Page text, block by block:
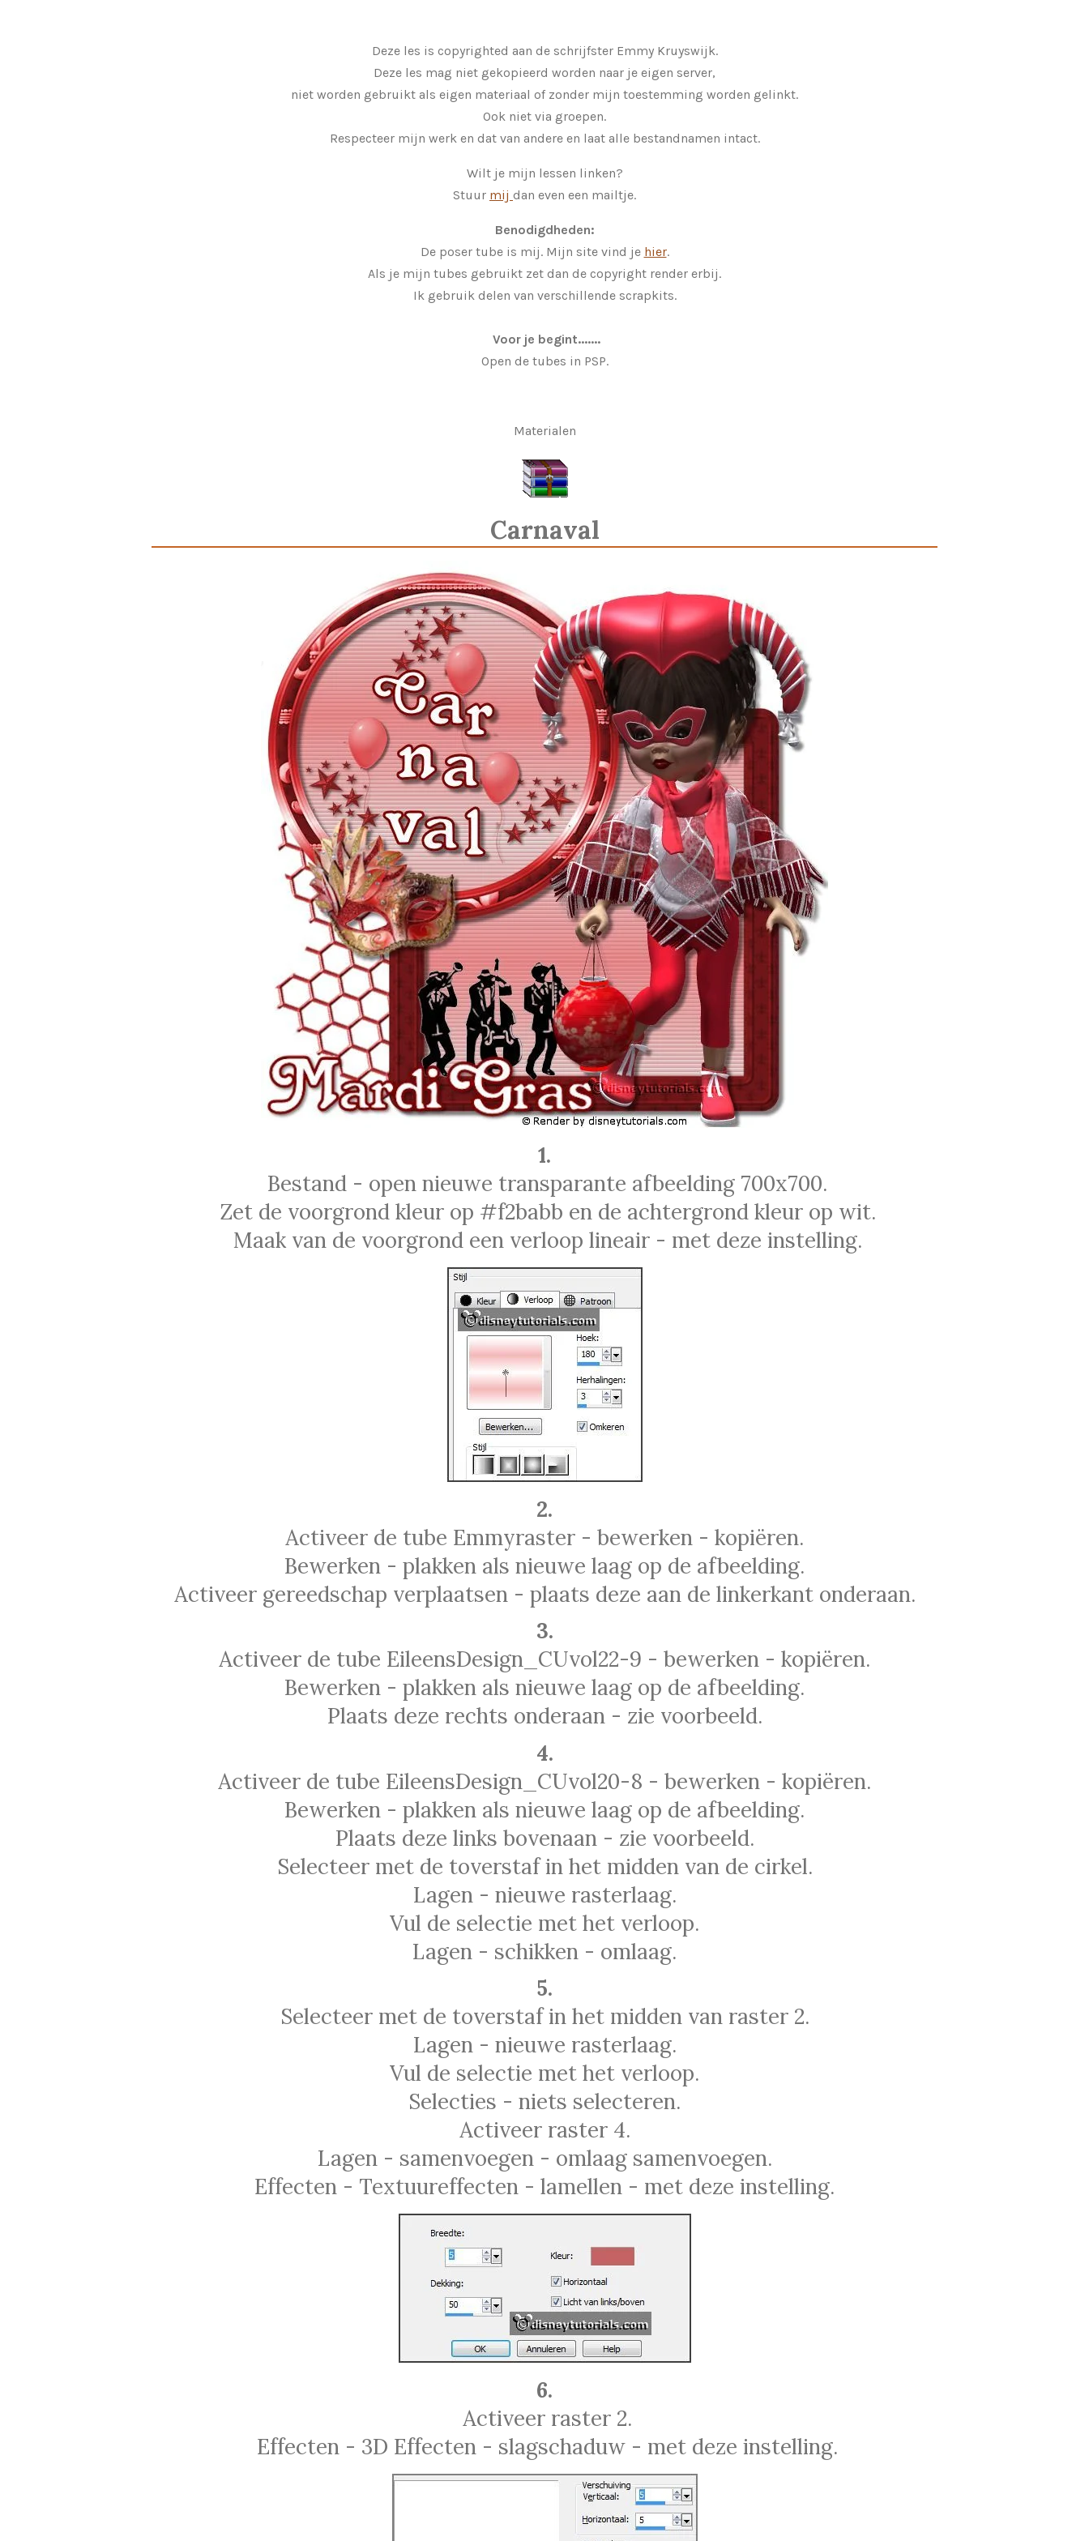
Deze les is copyrighted aan de schrijfster Emmy Kruyswijk.
Deze les mag niet gekopieerd worden naar je eigen server,
niet worden gebruikt als eigen materiaal of zonder mijn toestemming worden gelinkt.
Ook niet via groepen.
Respecteer mijn werk en dat van andere en laat alle bestandnamen intact.
Wilt je mijn lessen linken?
Stuur mij dan even een mailtje.
Benodigdheden:
De poser tube is mij. Mijn site vind je hier.
Als je mijn tubes gebruikt zet dan de copyright render erbij.
Ik gebruik delen van verschillende scrapkits.
Voor je begint.......
Open de tubes in PSP.
Materialen
Carnaval
1.
Bestand - open nieuwe transparante afbeelding 700x700.
Zet de voorgrond kleur op #f2babb en de achtergrond kleur op wit.
Maak van de voorgrond een verloop lineair - met deze instelling.
2.
Activeer de tube Emmyraster - bewerken - kopiëren.
Bewerken - plakken als nieuwe laag op de afbeelding.
Activeer gereedschap verplaatsen - plaats deze aan de linkerkant onderaan.
3.
Activeer de tube EileensDesign_CUvol22-9 - bewerken - kopiëren.
Bewerken - plakken als nieuwe laag op de afbeelding.
Plaats deze rechts onderaan - zie voorbeeld.
4.
Activeer de tube EileensDesign_CUvol20-8 - bewerken - kopiëren.
Bewerken - plakken als nieuwe laag op de afbeelding.
Plaats deze links bovenaan - zie voorbeeld.
Selecteer met de toverstaf in het midden van de cirkel.
Lagen - nieuwe rasterlaag.
Vul de selectie met het verloop.
Lagen - schikken - omlaag.
5.
Selecteer met de toverstaf in het midden van raster 2.
Lagen - nieuwe rasterlaag.
Vul de selectie met het verloop.
Selecties - niets selecteren.
Activeer raster 4.
Lagen - samenvoegen - omlaag samenvoegen.
Effecten - Textuureffecten - lamellen - met deze instelling.
6.
Activeer raster 2.
Effecten - 3D Effecten - slagschaduw - met deze instelling.